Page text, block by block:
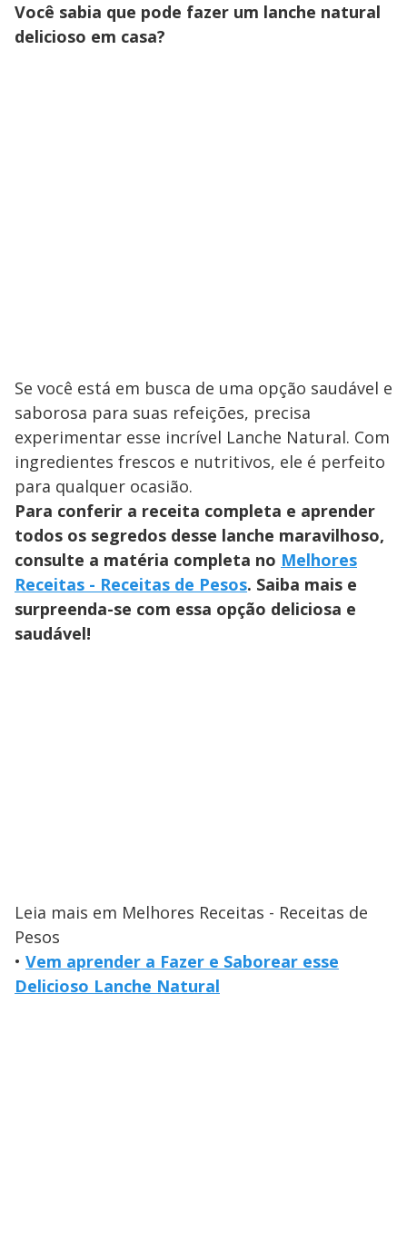
Você sabia que pode fazer um lanche natural
delicioso em casa?
Se você está em busca de uma opção saudável e
saborosa para suas refeições, precisa
experimentar esse incrível Lanche Natural. Com
ingredientes frescos e nutritivos, ele é perfeito
para qualquer ocasião.
Para conferir a receita completa e aprender
todos os segredos desse lanche maravilhoso,
consulte a matéria completa no Melhores
Receitas - Receitas de Pesos. Saiba mais e
surpreenda-se com essa opção deliciosa e
saudável!
Leia mais em Melhores Receitas - Receitas de
Pesos
• Vem aprender a Fazer e Saborear esse
Delicioso Lanche Natural